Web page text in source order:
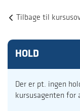
Tilbage til
HOLD
Der er pt. ingen
kursusagenten for